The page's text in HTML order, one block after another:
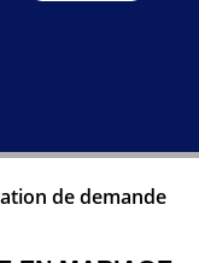
de demande